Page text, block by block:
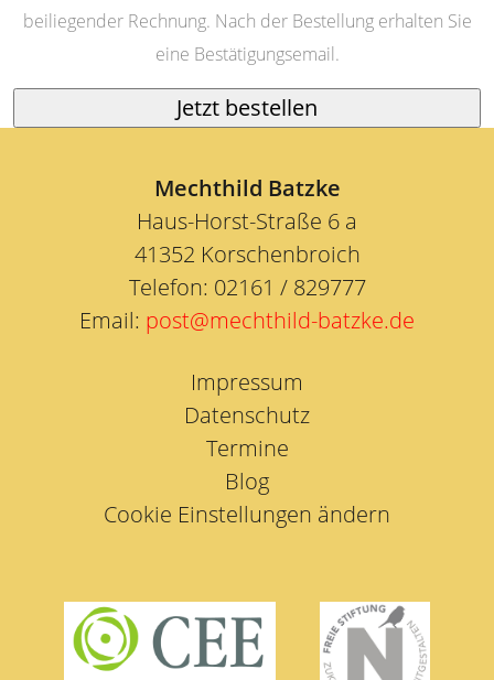
beiliegender Rechnung. Nach der Bestellung erhalten Sie
eine Bestätigungsemail.
Mechthild Batzke
Haus-Horst-Straße 6 a
41352 Korschenbroich
Telefon: 02161 / 829777
Email: post@mechthild-batzke.de
Impressum
Datenschutz
Termine
Blog
Cookie Einstellungen ändern